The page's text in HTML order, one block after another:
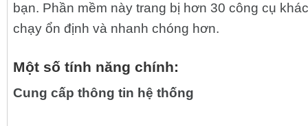
bạn. Phần mềm này trang bị hơn 30 công cụ
chạy ổn định và nhanh chóng hơn.
Một số tính năng chính:
Cung cấp thông tin hệ thống